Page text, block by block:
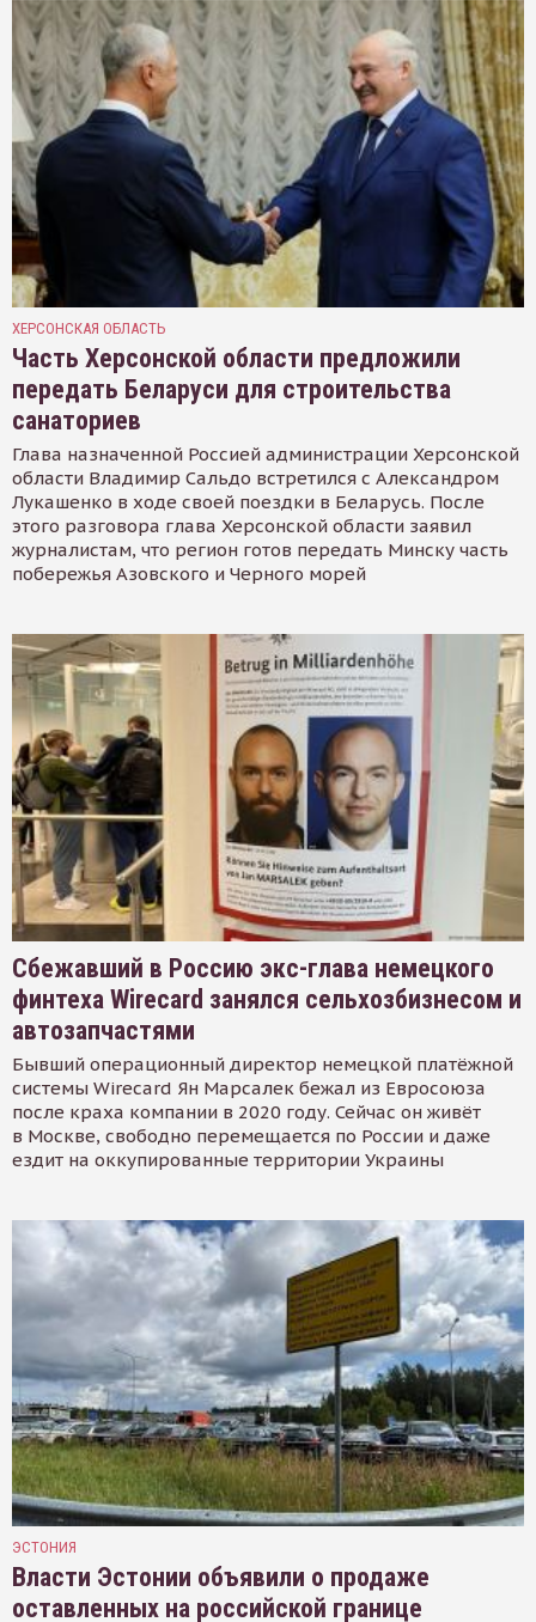
ХЕРСОНСКАЯ ОБЛАСТЬ
Часть Херсонской области предложили
передать Беларуси для строительства
санаториев
Глава назначенной Россией администрации Херсонской
области Владимир Сальдо встретился с Александром
Лукашенко в ходе своей поездки в Беларусь. После
этого разговора глава Херсонской области заявил
журналистам, что регион готов передать Минску часть
побережья Азовского и Черного морей
Сбежавший в Россию экс-глава немецкого
финтеха Wirecard занялся сельхозбизнесом и
автозапчастями
Бывший операционный директор немецкой платёжной
системы Wirecard Ян Марсалек бежал из Евросоюза
после краха компании в 2020 году. Сейчас он живёт
в Москве, свободно перемещается по России и даже
ездит на оккупированные территории Украины
ЭСТОНИЯ
Власти Эстонии объявили о продаже
оставленных на российской границе